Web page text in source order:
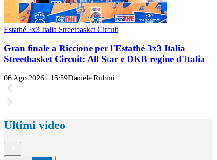
Estathé 3x3 Italia Streetbasket Circuit
Gran finale a Riccione per l'Estathé 3x3 Italia
Streetbasket Circuit: All Star e DKB regine d'Italia
06 Ago 2026 - 15:59Daniele Rubini
Ultimi video